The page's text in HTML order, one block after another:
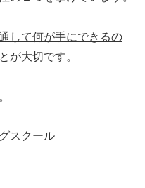
して何が手にできるの
が大切です。
スクール